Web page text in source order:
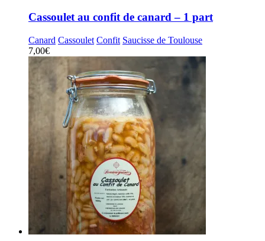
Cassoulet au confit de canard – 1 part
Canard Cassoulet Confit Saucisse de Toulouse
7,00€